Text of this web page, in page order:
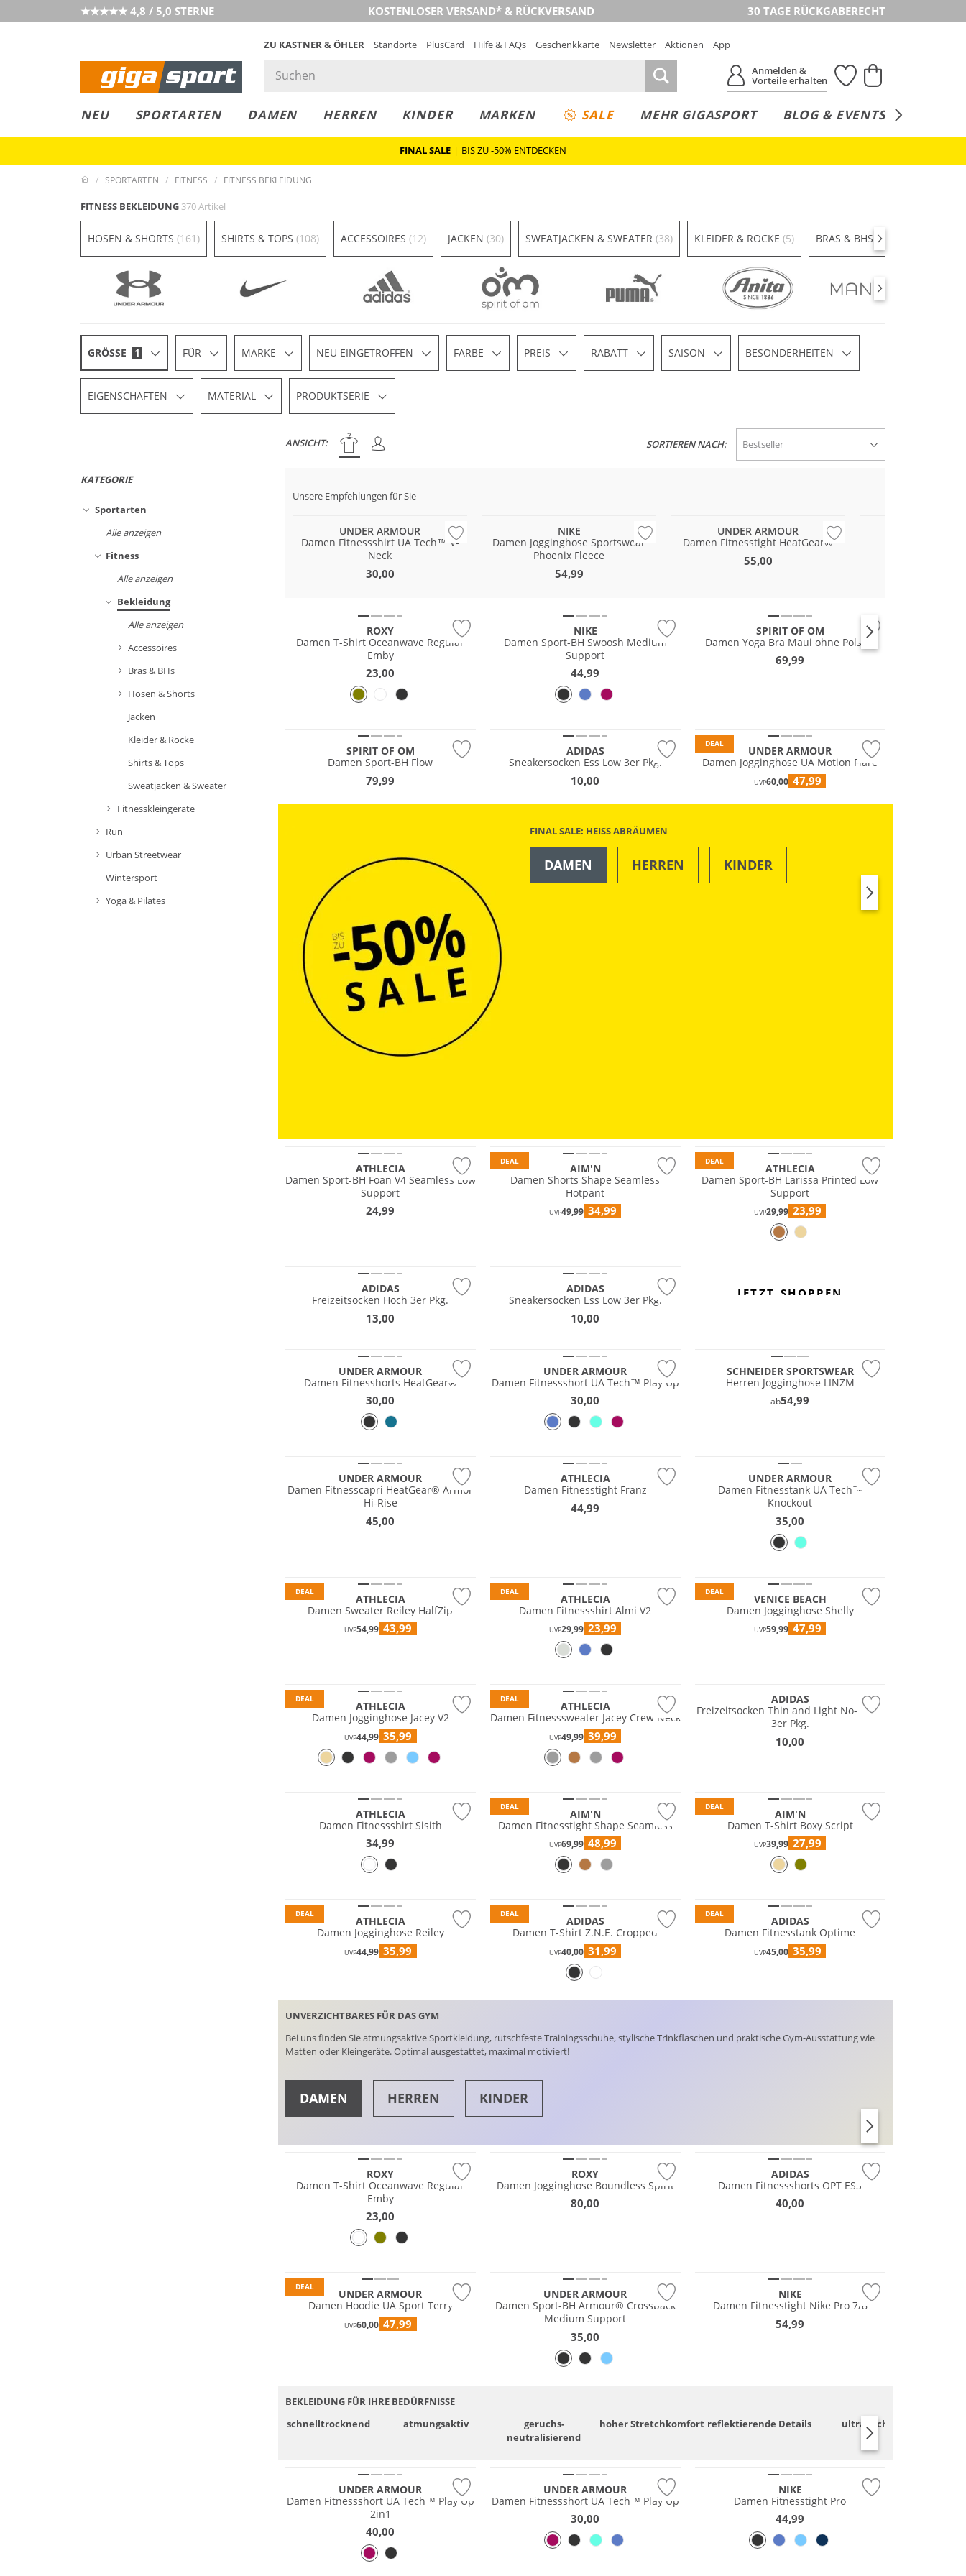
★★★★★ 4,8 / 5,0 STERNE KOSTENLOSER VERSAND* & RÜCKVERSAND 30 TAGE RÜCKGABERECHT
ZU KASTNER & ÖHLER Standorte PlusCard Hilfe & FAQs Geschenkkarte Newsletter Aktionen
App
Anmelden &
Vorteile erhalten
NEU SPORTARTEN DAMEN HERREN KINDER MARKEN SALE MEHR GIGASPORT BLOG & EVENTS
LEASING
COLLECT
RESERVE
FINAL SALE | BIS ZU -50% ENTDECKEN
SPORTARTEN FITNESS FITNESS BEKLEIDUNG
FITNESS BEKLEIDUNG 370 Artikel
HOSEN & SHORTS (161) SHIRTS & TOPS (108) ACCESSOIRES (12) JACKEN (30) SWEATJACKEN & SWEATER (38) KLEIDER & RÖCKE (5) BRAS & BHS (16)
GRÖSSE 1 FÜR MARKE NEU EINGETROFFEN FARBE PREIS RABATT SAISON BESONDERHEITEN
EIGENSCHAFTEN MATERIAL PRODUKTSERIE
ANSICHT: SORTIEREN NACH:
KATEGORIE
Sportarten
Alle anzeigen
Fitness
Alle anzeigen
Bekleidung
Alle anzeigen
Accessoires
Bras & BHs
Hosen & Shorts
Jacken
Kleider & Röcke
Shirts & Tops
Sweatjacken & Sweater
Fitnesskleingeräte
Run
Urban Streetwear
Wintersport
Yoga & Pilates
Unsere Empfehlungen für Sie
Preis & Wert
UNDER ARMOUR
Damen Fitnessshirt UA Tech™ V-
Neck
30,00
NIKE
Damen Jogginghose Sportswear
Phoenix Fleece
54,99
UNDER ARMOUR
Damen Fitnesstight HeatGear®
55,00
ROXY
Damen T-Shirt Oceanwave Regular
Emby
23,00
NIKE
Damen Sport-BH Swoosh Medium
Support
44,99
SPIRIT OF OM
Damen Yoga Bra Maui ohne Polster
69,99
SPIRIT OF OM
Damen Sport-BH Flow
79,99
ADIDAS
Sneakersocken Ess Low 3er Pkg.
10,00
DEAL
UNDER ARMOUR
Damen Jogginghose UA Motion Flare
UVP60,00 47,99
FINAL SALE: HEISS ABRÄUMEN
DAMEN HERREN KINDER
ATHLECIA
Damen Sport-BH Foan V4 Seamless Low
Support
24,99
DEAL
AIM'N
Damen Shorts Shape Seamless
Hotpant
UVP49,99 34,99
DEAL
ATHLECIA
Damen Sport-BH Larissa Printed Low
Support
UVP29,99 23,99
ADIDAS
Freizeitsocken Hoch 3er Pkg.
13,00
ADIDAS
Sneakersocken Ess Low 3er Pkg.
10,00
JETZT SHOPPEN
UNDER ARMOUR
Damen Fitnesshorts HeatGear®
30,00
UNDER ARMOUR
Damen Fitnessshort UA Tech™ Play Up
30,00
SCHNEIDER SPORTSWEAR
Herren Jogginghose LINZM
ab54,99
UNDER ARMOUR
Damen Fitnesscapri HeatGear® Armor
Hi-Rise
45,00
ATHLECIA
Damen Fitnesstight Franz
44,99
UNDER ARMOUR
Damen Fitnesstank UA Tech™
Knockout
35,00
DEAL
ATHLECIA
Damen Sweater Reiley HalfZip
UVP54,99 43,99
DEAL
ATHLECIA
Damen Fitnessshirt Almi V2
UVP29,99 23,99
DEAL
VENICE BEACH
Damen Jogginghose Shelly
UVP59,99 47,99
DEAL
ATHLECIA
Damen Jogginghose Jacey V2
UVP44,99 35,99
DEAL
ATHLECIA
Damen Fitnesssweater Jacey Crew Neck
UVP49,99 39,99
ADIDAS
Freizeitsocken Thin and Light No-Show
3er Pkg.
10,00
ATHLECIA
Damen Fitnessshirt Sisith
34,99
DEAL
AIM'N
Damen Fitnesstight Shape Seamless
UVP69,99 48,99
DEAL
AIM'N
Damen T-Shirt Boxy Script
UVP39,99 27,99
DEAL
ATHLECIA
Damen Jogginghose Reiley
UVP44,99 35,99
DEAL
ADIDAS
Damen T-Shirt Z.N.E. Cropped
UVP40,00 31,99
DEAL
ADIDAS
Damen Fitnesstank Optime
UVP45,00 35,99
UNVERZICHTBARES FÜR DAS GYM
Bei uns finden Sie atmungsaktive Sportkleidung, rutschfeste Trainingsschuhe, stylische Trinkflaschen und praktische Gym-Ausstattung wie
Matten oder Kleingeräte. Optimal ausgestattet, maximal motiviert!
DAMEN HERREN KINDER
SCHUHE TOPS BRAS LEGGINGS
ROXY
Damen T-Shirt Oceanwave Regular
Emby
23,00
ROXY
Damen Jogginghose Boundless Spirit
80,00
ADIDAS
Damen Fitnessshorts OPT ESS
40,00
DEAL
UNDER ARMOUR
Damen Hoodie UA Sport Terry
UVP60,00 47,99
UNDER ARMOUR
Damen Sport-BH Armour® Crossback
Medium Support
35,00
NIKE
Damen Fitnesstight Nike Pro 7/8
54,99
BEKLEIDUNG FÜR IHRE BEDÜRFNISSE
schnell­trocknend
atmungsaktiv
geruchs­
neutralisierend
hoher Stretchkomfort reflektierende Details ultraleicht
UNDER ARMOUR
Damen Fitnessshort UA Tech™ Play Up
2in1
40,00
UNDER ARMOUR
Damen Fitnessshort UA Tech™ Play Up
30,00
NIKE
Damen Fitnesstight Pro
44,99